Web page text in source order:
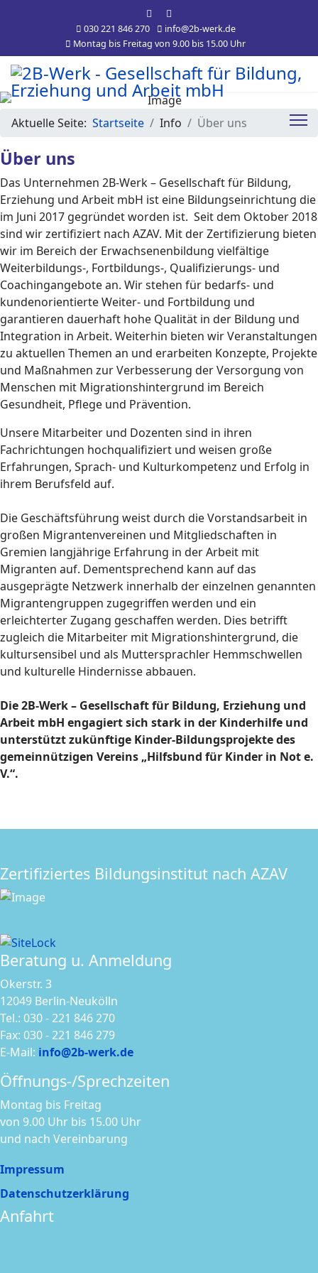
030 221 846 270
info@2b-werk.de
Montag bis Freitag von 9.00 bis 15.00 Uhr
Aktuelle Seite: Startseite Info Über uns
Über uns
Das Unternehmen 2B-Werk – Gesellschaft für Bildung,
Erziehung und Arbeit mbH ist eine Bildungseinrichtung die
im Juni 2017 gegründet worden ist. Seit dem Oktober 2018
sind wir zertifiziert nach AZAV. Mit der Zertifizierung bieten
wir im Bereich der Erwachsenenbildung vielfältige
Weiterbildungs-, Fortbildungs-, Qualifizierungs- und
Coachingangebote an. Wir stehen für bedarfs- und
kundenorientierte Weiter- und Fortbildung und
garantieren dauerhaft hohe Qualität in der Bildung und
Integration in Arbeit. Weiterhin bieten wir Veranstaltungen
zu aktuellen Themen an und erarbeiten Konzepte, Projekte
und Maßnahmen zur Verbesserung der Versorgung von
Menschen mit Migrationshintergrund im Bereich
Gesundheit, Pflege und Prävention.
Unsere Mitarbeiter und Dozenten sind in ihren
Fachrichtungen hochqualifiziert und weisen große
Erfahrungen, Sprach- und Kulturkompetenz und Erfolg in
ihrem Berufsfeld auf.
Die Geschäftsführung weist durch die Vorstandsarbeit in
großen Migrantenvereinen und Mitgliedschaften in
Gremien langjährige Erfahrung in der Arbeit mit
Migranten auf. Dementsprechend kann auf das
ausgeprägte Netzwerk innerhalb der einzelnen genannten
Migrantengruppen zugegriffen werden und ein
erleichterter Zugang geschaffen werden. Dies betrifft
zugleich die Mitarbeiter mit Migrationshintergrund, die
kultursensibel und als Muttersprachler Hemmschwellen
und kulturelle Hindernisse abbauen.
Die 2B-Werk – Gesellschaft für Bildung, Erziehung und
Arbeit mbH engagiert sich stark in der Kinderhilfe und
unterstützt zukünftige Kinder-Bildungsprojekte des
gemeinnützigen Vereins „Hilfsbund für Kinder in Not e.
V.“.
Zertifiziertes Bildungsinstitut nach AZAV
Beratung u. Anmeldung
Okerstr. 3
12049 Berlin-Neukölln
Tel.: 030 - 221 846 270
Fax: 030 - 221 846 279
E-Mail: info@2b-werk.de
Öffnungs-/Sprechzeiten
Montag bis Freitag
von 9.00 Uhr bis 15.00 Uhr
und nach Vereinbarung
Impressum
Datenschutzerklärung
Anfahrt